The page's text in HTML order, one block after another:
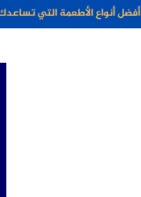
لماذا أصبح توصيل الطعام جزءًا